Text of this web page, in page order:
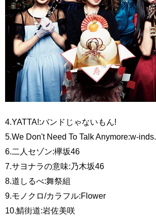
4.YATTA!:バンドじゃないもん!
5.We Don't Need To Talk Anymore:w-inds.
6.二人セゾン:欅坂46
7.サヨナラの意味:乃木坂46
8.道しるべ:舞祭組
9.モノクロ/カラフル:Flower
10.鯖街道:岩佐美咲